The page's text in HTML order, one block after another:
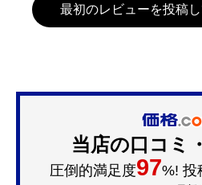
最初のレビューを投稿
当店の口コミ
圧倒的満足度97%! 投